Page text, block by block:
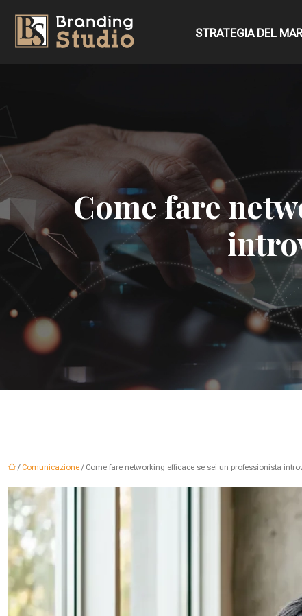
STRATEGIA DEL
Come fare
/ Comunicazione / Come fare networking efficace se sei un professionista